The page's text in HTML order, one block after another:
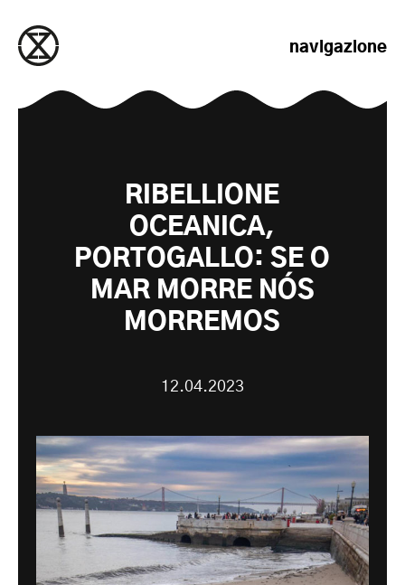
navigazione
RIBELLIONE
OCEANICA,
PORTOGALLO: SE O
MAR MORRE NÓS
MORREMOS
12.04.2023